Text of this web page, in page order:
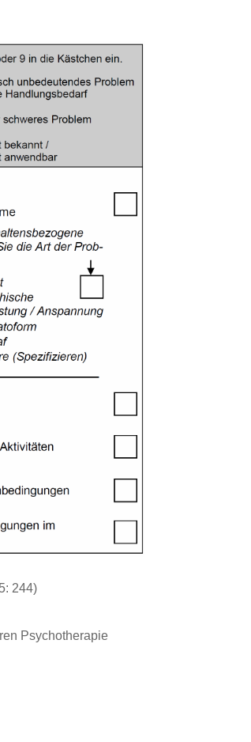
244)
Psychotherapie